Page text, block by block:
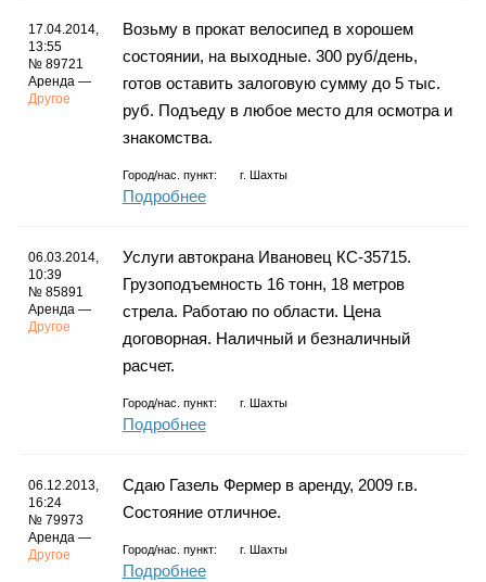
17.04.2014,
13:55
№ 89721
Аренда —
Другое
Возьму в прокат велосипед в хорошем
состоянии, на выходные. 300 руб/день,
готов оставить залоговую сумму до 5 тыс.
руб. Подъеду в любое место для осмотра и
знакомства.
Город/нас. пункт: г. Шахты
Подробнее
06.03.2014,
10:39
№ 85891
Аренда —
Другое
Услуги автокрана Ивановец КС-35715.
Грузоподъемность 16 тонн, 18 метров
стрела. Работаю по области. Цена
договорная. Наличный и безналичный
расчет.
Город/нас. пункт: г. Шахты
Подробнее
06.12.2013,
16:24
№ 79973
Аренда —
Другое
Сдаю Газель Фермер в аренду, 2009 г.в.
Состояние отличное.
Город/нас. пункт: г. Шахты
Подробнее